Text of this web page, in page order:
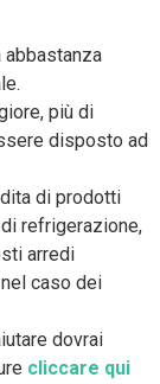
abbastanza
più di
disposto ad
di prodotti
refrigerazione,
arredi
caso dei
dovrai
cliccare qui